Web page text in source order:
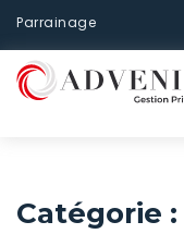
Parrainage
Catégorie :